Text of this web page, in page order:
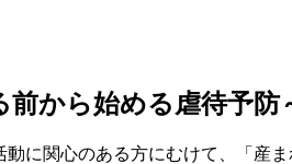
前から始める虐待予
に関心のある方にむけて、「産